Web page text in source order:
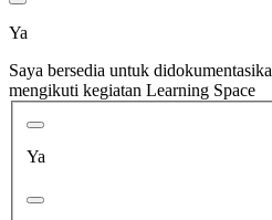
Ya
Saya bersedia untuk
mengikuti kegiatan Learning Space
Ya